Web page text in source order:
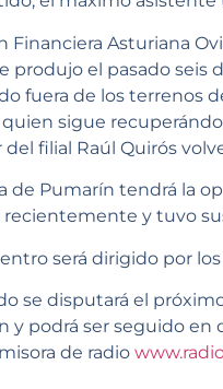
Financiera Asturiana
produjo el pasado seis
fuera de los terrenos
quien sigue
filial Raúl Quirós
de Pumarín tendrá la
y tuvo
será dirigido por
se disputará el
y podrá ser seguido en
de radio